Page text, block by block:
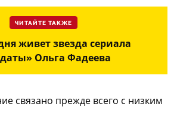
ЧИТАЙТЕ ТАКЖЕ
живет звезда сериала
Ольга Фадеева
связано прежде всего с низким